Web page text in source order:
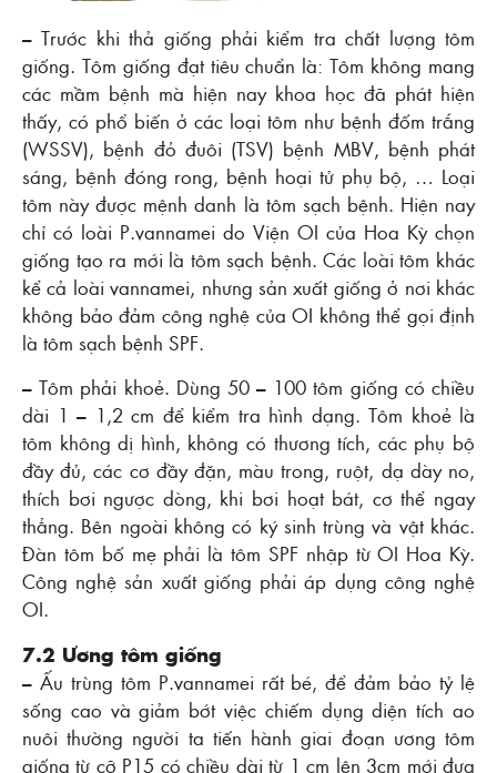
– Trước khi thả giống phải kiểm tra chất lượng tôm
giống. Tôm giống đạt tiêu chuẩn là: Tôm không mang
các mầm bệnh mà hiện nay khoa học đã phát hiện
thấy, có phổ biến ở các loại tôm như bệnh đốm trắng
(WSSV), bệnh đỏ đuôi (TSV) bệnh MBV, bệnh phát
sáng, bệnh đóng rong, bệnh hoại tử phụ bộ, … Loại
tôm này được mệnh danh là tôm sạch bệnh. Hiện nay
chỉ có loài P.vannamei do Viện OI của Hoa Kỳ chọn
giống tạo ra mới là tôm sạch bệnh. Các loài tôm khác
kể cả loài vannamei, nhưng sản xuất giống ở nơi khác
không bảo đảm công nghệ của OI không thể gọi định
là tôm sạch bệnh SPF.
– Tôm phải khoẻ. Dùng 50 – 100 tôm giống có chiều
dài 1 – 1,2 cm để kiểm tra hình dạng. Tôm khoẻ là
tôm không dị hình, không có thương tích, các phụ bộ
đầy đủ, các cơ đầy đặn, màu trong, ruột, dạ dày no,
thích bơi ngược dòng, khi bơi hoạt bát, cơ thể ngay
thẳng. Bên ngoài không có ký sinh trùng và vật khác.
Ðàn tôm bố mẹ phải là tôm SPF nhập từ OI Hoa Kỳ.
Công nghệ sản xuất giống phải áp dụng công nghệ
OI.
7.2 Ương tôm giống
– Ấu trùng tôm P.vannamei rất bé, để đảm bảo tỷ lệ
sống cao và giảm bớt việc chiếm dụng diện tích ao
nuôi thường người ta tiến hành giai đoạn ương tôm
giống từ cỡ P15 có chiều dài từ 1 cm lên 3cm mới đưa